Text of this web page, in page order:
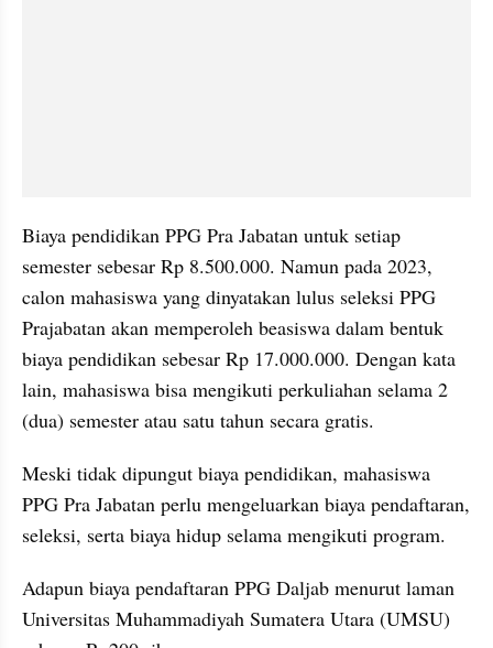
Biaya pendidikan PPG Pra Jabatan untuk setiap
semester sebesar Rp 8.500.000. Namun pada 2023,
calon mahasiswa yang dinyatakan lulus seleksi PPG
Prajabatan akan memperoleh beasiswa dalam bentuk
biaya pendidikan sebesar Rp 17.000.000. Dengan kata
lain, mahasiswa bisa mengikuti perkuliahan selama 2
(dua) semester atau satu tahun secara gratis.
Meski tidak dipungut biaya pendidikan, mahasiswa
PPG Pra Jabatan perlu mengeluarkan biaya pendaftaran,
seleksi, serta biaya hidup selama mengikuti program.
Adapun biaya pendaftaran PPG Daljab menurut laman
Universitas Muhammadiyah Sumatera Utara (UMSU)